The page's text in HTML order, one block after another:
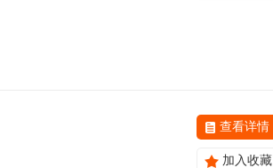
查看详情
加入收藏